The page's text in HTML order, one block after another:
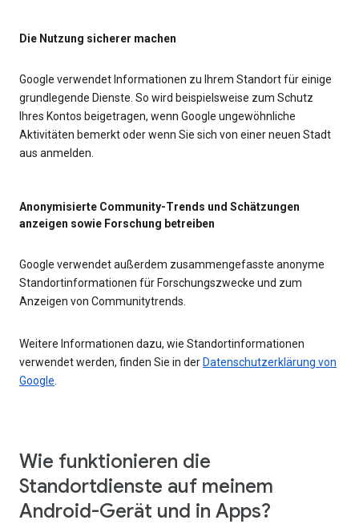
Die Nutzung sicherer machen
Google verwendet Informationen zu Ihrem Standort für einige
grundlegende Dienste. So wird beispielsweise zum Schutz
Ihres Kontos beigetragen, wenn Google ungewöhnliche
Aktivitäten bemerkt oder wenn Sie sich von einer neuen Stadt
aus anmelden.
Anonymisierte Community-Trends und Schätzungen
anzeigen sowie Forschung betreiben
Google verwendet außerdem zusammengefasste anonyme
Standortinformationen für Forschungszwecke und zum
Anzeigen von Communitytrends.
Weitere Informationen dazu, wie Standortinformationen
verwendet werden, finden Sie in der Datenschutzerklärung von
Google
Wie funktionieren die
Standortdienste auf meinem
Android-Gerät und in Apps?